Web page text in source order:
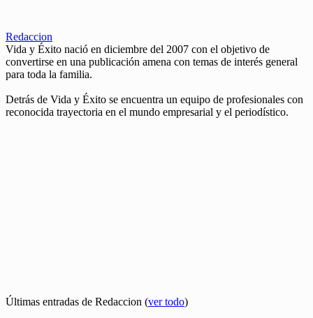
Redaccion
Vida y Éxito nació en diciembre del 2007 con el objetivo de
convertirse en una publicación amena con temas de interés general
para toda la familia.
Detrás de Vida y Éxito se encuentra un equipo de profesionales con
reconocida trayectoria en el mundo empresarial y el periodístico.
Últimas entradas de Redaccion (ver todo)